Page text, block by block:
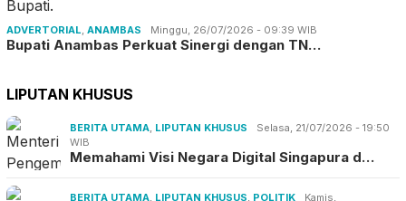
ADVERTORIAL, ANAMBAS Minggu, 26/07/2026 - 09:39 WIB
Bupati Anambas Perkuat Sinergi dengan TN…
LIPUTAN KHUSUS
BERITA UTAMA, LIPUTAN KHUSUS
Selasa, 21/07/2026 - 19:50
WIB
Memahami Visi Negara Digital Singapura d…
BERITA UTAMA, LIPUTAN KHUSUS, POLITIK
Kamis,